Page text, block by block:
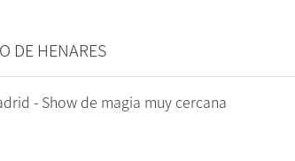
DE HENARES
- Show de magia muy cercana